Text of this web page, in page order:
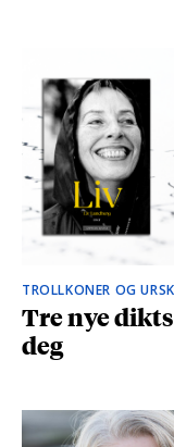
TROLLKONER OG
Tre nye
deg